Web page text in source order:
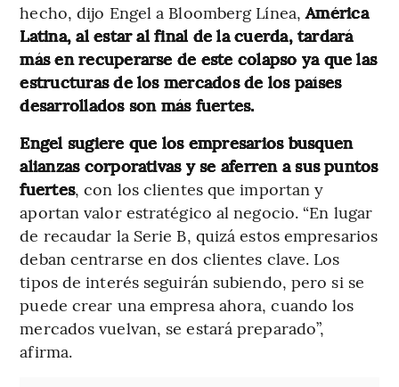
hecho, dijo Engel a Bloomberg Línea,América
Latina, al estar al final de la cuerda, tardará
más en recuperarse de este colapso ya que las
estructuras de los mercados de los países
desarrollados son más fuertes.
Engel sugiere que los empresarios busquen
alianzas corporativas y se aferren a sus puntos
fuertes, con los clientes que importan y
aportan valor estratégico al negocio. “En lugar
de recaudar la Serie B, quizá estos empresarios
deban centrarse en dos clientes clave. Los
tipos de interés seguirán subiendo, pero si se
puede crear una empresa ahora, cuando los
mercados vuelvan, se estará preparado”,
afirma.